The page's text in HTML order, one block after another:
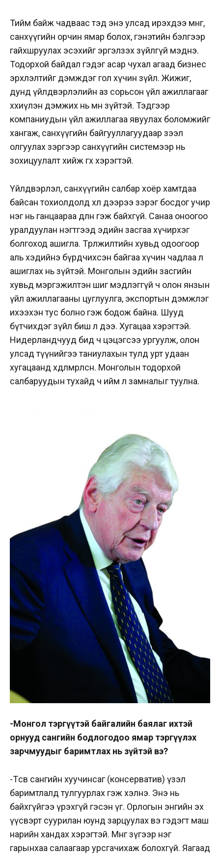
Тийм байж чадваас тэд энэ улсад ирэхдээ мөнгө,
санхүүгийн орчин ямар болох, гэнэтийн бэлгээр
гайхшруулах эсэхийг эргэлзэх зүйлгүй мэднэ.
Тодорхой байдал гэдэг асар чухал агаад бизнес
эрхлэлтийг дэмждэг гол хүчин зүйл. Жижиг,
дунд үйлдвэрлэлийн аз сорьсон үйл ажиллагааг
хөхиүлэн дэмжих нь мөн зүйтэй. Тэдгээр
компаниудын үйл ажиллагаа явуулах боломжийг
хангаж, санхүүгийн байгууллагуудаар зээл
олгуулах зэргээр санхүүгийн системээр нь
зохицуулалт хийж өгөх хэрэгтэй.
Үйлдвэрлэл, санхүүгийн салбар хоёр хамтдаа
байсан тохиолдолд хөл дээрээ зэрэг босдог учир
нэг нь ганцаараа өөдөлнө гэж байхгүй. Санаа оноогоо
уралдуулан нэгтгээд эдийн засгаа хүчирхэг
болгоход ашигла. Төрөлжилтийн хувьд одоогоор
аль хэдийнэ бүрдчихсэн байгаа хүчин чадлаа л
ашиглах нь зүйтэй. Монголын эдийн засгийн
хувьд мэргэжилтэн шиг мэдлэггүй ч олон янзын
үйл ажиллагааны цуглуулга, экспортын дэмжлэг
ихээхэн тус болно гэж бодож байна. Шууд
бүтчихдэг зүйл биш л дээ. Хугацаа хэрэгтэй.
Нидерландчууд бид ч цэцэгсээ ургуулж, олон
улсад түүнийгээ таниулахын тулд урт удаан
хугацаанд хөдөлмөрлөсөн. Монголын тодорхой
салбаруудын тухайд ч ийм л замналыг туулна.
-Монгол тэргүүтэй байгалийн баялаг ихтэй
орнууд сангийн бодлогодоо ямар тэргүүлэх
зарчмуудыг баримтлах нь зүйтэй вэ?
-Төсөв сангийн хуучинсаг (консерватив) үзэл
баримтлалд тулгуурлах гэж хэлнэ. Энэ нь
байхгүйгээ үрэхгүй гэсэн үг. Орлогын энгийн эх
үүсвэрт суурилан юунд зарцуулах вэ гэдэгт маш
нарийн хандах хэрэгтэй. Мөнгөө зүгээр нэг
гарынхаа салаагаар урсгачихаж болохгүй. Яагаад